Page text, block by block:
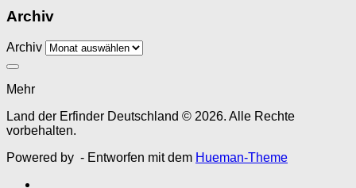
Archiv
Archiv
Mehr
Land der Erfinder Deutschland © 2026. Alle Rechte
vorbehalten.
Powered by - Entworfen mit dem Hueman-Theme